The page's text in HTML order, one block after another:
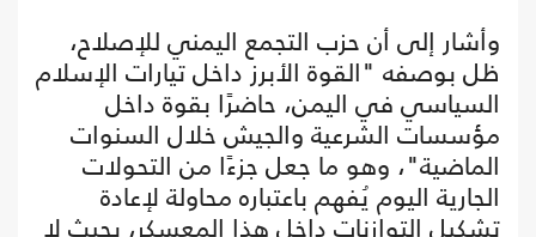
وأشار إلى أن حزب التجمع اليمني للإصلاح،
ظل بوصفه "القوة الأبرز داخل تيارات الإسلام
السياسي في اليمن، حاضرًا بقوة داخل
مؤسسات الشرعية والجيش خلال السنوات
الماضية"، وهو ما جعل جزءًا من التحولات
الجارية اليوم يُفهم باعتباره محاولة لإعادة
تشكيل التوازنات داخل هذا المعسكر، بحيث لا